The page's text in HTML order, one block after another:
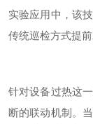
实验应用中，该
传统巡检方式提前
针对设备过热这
断的联动机制。